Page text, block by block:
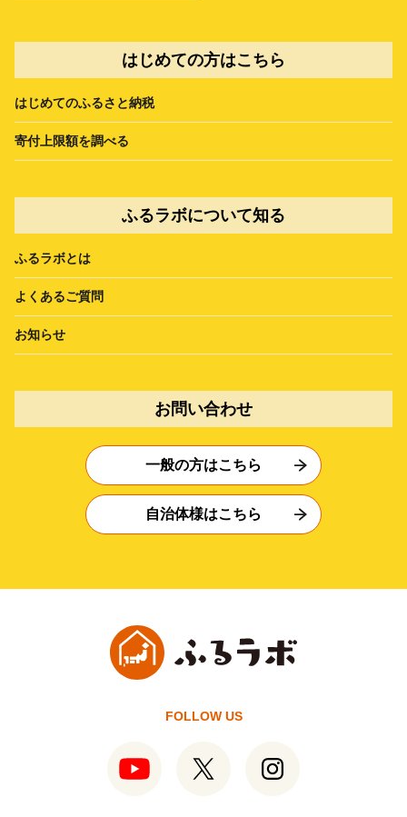
はじめての方はこちら
はじめてのふるさと納税
寄付上限額を調べる
ふるラボについて知る
ふるラボとは
よくあるご質問
お知らせ
お問い合わせ
一般の方はこちら
自治体様はこちら
FOLLOW US